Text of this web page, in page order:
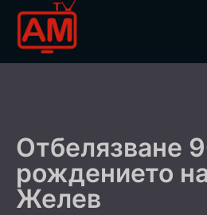
Отбелязване
рождението
Желев